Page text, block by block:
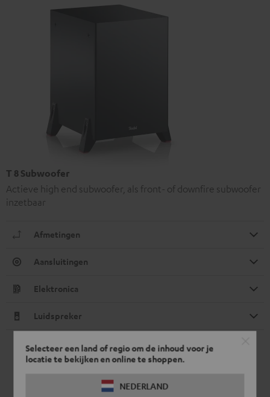
Selecteer een land of regio om de inhoud voor je
locatie te bekijken en online te shoppen.
NEDERLAND
T 8 Subwoofer
Actieve high end subwoofer, als front- of downfire subwoofer
inzetbaar
Afmetingen
Aansluitingen
Elektronica
Luidspreker